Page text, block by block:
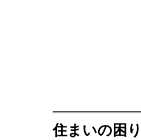
住まいの困